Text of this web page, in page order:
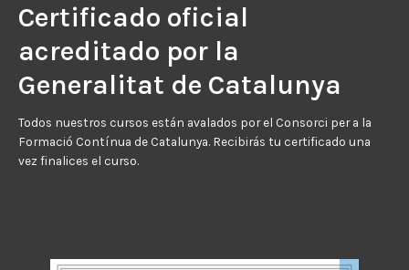
Certificado oficial
acreditado por la
Generalitat de Catalunya
Todos nuestros cursos están avalados por el Consorci per a la
Formació Contínua de Catalunya. Recibirás tu certificado una
vez finalices el curso.